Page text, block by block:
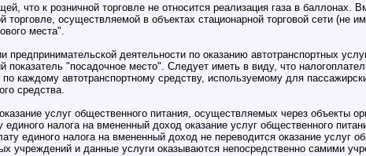
что к розничной торговле не относится реализация газа в баллонах.
торговле, осуществляемой в объектах стационарной торговой сети (не
места".
деятельности по оказанию автотранспортных
показатель "посадочное место". Следует иметь в виду, что
каждому автотранспортному средству, используемому для
средства.
услуг общественного питания, осуществляемых через объекты
налога на вмененный доход оказание услуг общественного
единого налога на вмененный доход не переводится оказание услуг
учреждений и данные услуги оказываются непосредственно самими